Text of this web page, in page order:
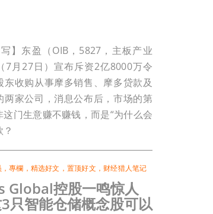
写】东盈（OIB，5827，主板产业
7月27日）宣布斥资2亿8000万令
东收购从事摩多销售、摩多贷款及
两家公司，消息公布后，市场的第
这门生意赚不赚钱，而是“为什么会
，專欄 ， 精选好文 ， 置顶好文 ， 财经猎人笔记
Global控股一鸣惊人
只智能仓储概念股可以